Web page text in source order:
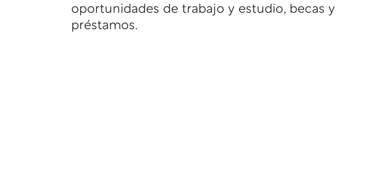
oportunidades de trabajo y estudio, becas y
préstamos.